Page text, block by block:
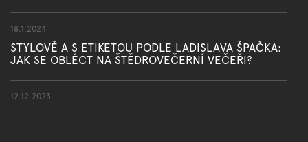
18.1.2024
STYLOVĚ A S ETIKETOU PODLE LADISLAVA ŠPAČKA:
JAK SE OBLÉCT NA ŠTĚDROVEČERNÍ VEČEŘI?
12.12.2023